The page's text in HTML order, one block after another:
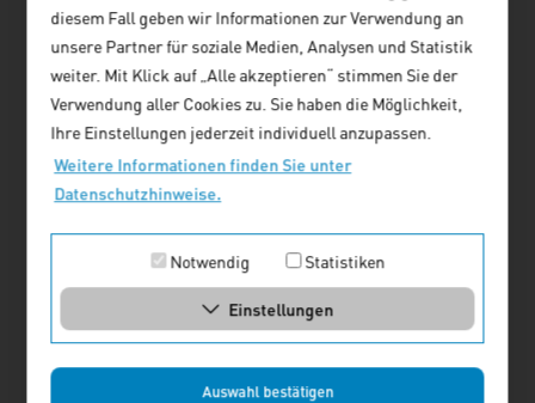
diesem Fall geben wir Informationen zur Verwendung an
unsere Partner für soziale Medien, Analysen und Statistik
weiter. Mit Klick auf „Alle akzeptieren“ stimmen Sie der
Verwendung aller Cookies zu. Sie haben die Möglichkeit,
Ihre Einstellungen jederzeit individuell anzupassen.
Weitere Informationen finden Sie unter
Datenschutzhinweise.
Notwendig Statistiken
Einstellungen
Auswahl bestätigen
Forum Wohnen und
Stadtentwicklung
Stadtentwicklung und
Vergaberecht